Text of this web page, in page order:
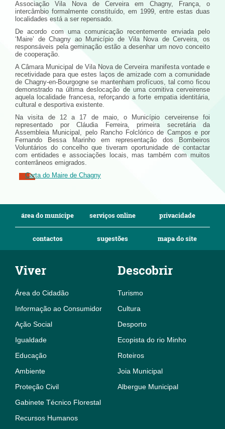
Associação Vila Nova de Cerveira em Chagny, França, o
intercâmbio formalmente constituído, em 1999, entre estas duas
localidades está a ser repensado.
De acordo com uma comunicação recentemente enviada pelo
‘Maire’ de Chagny ao Município de Vila Nova de Cerveira, os
responsáveis pela geminação estão a desenhar um novo conceito
de cooperação.
A Câmara Municipal de Vila Nova de Cerveira manifesta vontade e
recetividade para que estes laços de amizade com a comunidade
de Chagny-en-Bourgogne se mantenham profícuos, tal como ficou
demonstrado na última deslocação de uma comitiva cerveirense
aquela localidade francesa, reforçando a forte empatia identitária,
cultural e desportiva existente.
Na visita de 12 a 17 de maio, o Município cerveirense foi
representado por Cláudia Ferreira, primeira secretária da
Assembleia Municipal, pelo Rancho Folclórico de Campos e por
Fernando Bessa Marinho em representação dos Bombeiros
Voluntários do concelho que tiveram oportunidade de contactar
com entidades e associações locais, mas também com muitos
conterrâneos emigrados.
Carta do Maire de Chagny
área do munícipe serviços online privacidade
contactos sugestões mapa do site
Viver
Área do Cidadão
Informação ao Consumidor
Ação Social
Igualdade
Educação
Ambiente
Proteção Civil
Gabinete Técnico Florestal
Recursos Humanos
Descobrir
Turismo
Cultura
Desporto
Ecopista do rio Minho
Roteiros
Joia Municipal
Albergue Municipal